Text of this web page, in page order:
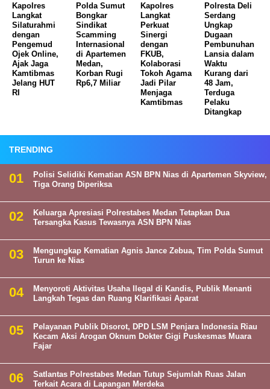
Kapolres
Langkat
Silaturahmi
dengan
Pengemud
Ojek Online,
Ajak Jaga
Kamtibmas
Jelang HUT
RI
Polda Sumut
Bongkar
Sindikat
Scamming
Internasional
di Apartemen
Medan,
Korban Rugi
Rp6,7 Miliar
Kapolres
Langkat
Perkuat
Sinergi
dengan
FKUB,
Kolaborasi
Tokoh Agama
Jadi Pilar
Menjaga
Kamtibmas
Polresta Deli
Serdang
Ungkap
Dugaan
Pembunuhan
Lansia dalam
Waktu
Kurang dari
48 Jam,
Terduga
Pelaku
Ditangkap
TRENDING
Polisi Selidiki Kematian ASN BPN Nias di Apartemen Skyview,
Tiga Orang Diperiksa
Keluarga Apresiasi Polrestabes Medan Tetapkan Dua
Tersangka Kasus Tewasnya ASN BPN Nias
Mengungkap Kematian Agnis Jance Zebua, Tim Polda Sumut
Turun ke Nias
Menyoroti Aktivitas Usaha Ilegal di Kandis, Publik Menanti
Langkah Tegas dan Ruang Klarifikasi Aparat
Pelayanan Publik Disorot, DPD LSM Penjara Indonesia Riau
Kecam Aksi Arogan Oknum Dokter Gigi Puskesmas Muara
Fajar
Satlantas Polrestabes Medan Tutup Sejumlah Ruas Jalan
Terkait Acara di Lapangan Merdeka